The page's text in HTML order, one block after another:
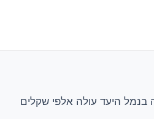
בנמל היעד עולה אלפי שקלים